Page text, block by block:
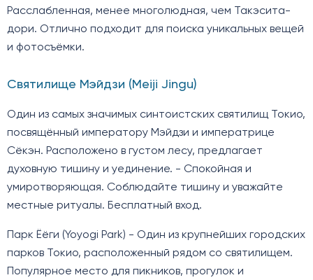
Расслабленная, менее многолюдная, чем Такэсита-
дори. Отлично подходит для поиска уникальных вещей
и фотосъёмки.
Святилище Мэйдзи (Meiji Jingu)
Один из самых значимых синтоистских святилищ Токио,
посвящённый императору Мэйдзи и императрице
Сёкэн. Расположено в густом лесу, предлагает
духовную тишину и уединение. - Спокойная и
умиротворяющая. Соблюдайте тишину и уважайте
местные ритуалы. Бесплатный вход.
Парк Ёёги (Yoyogi Park) - Один из крупнейших городских
парков Токио, расположенный рядом со святилищем.
Популярное место для пикников, прогулок и